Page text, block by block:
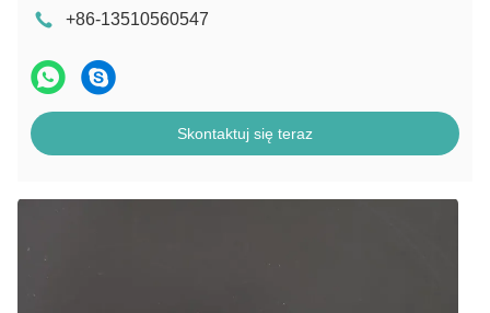
+86-13510560547
Skontaktuj się teraz